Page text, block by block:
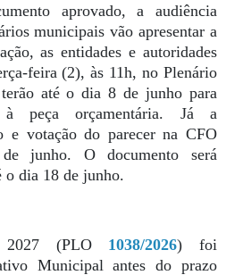
aprovado, a audiência
municipais vão apresentar a
as entidades e autoridades
feira (2), às 11h, no Plenário
até o dia 8 de junho para
à peça orçamentária. Já a
e votação do parecer na CFO
junho. O documento será
o dia 18 de junho.
(PLO 1038/2026) foi
Municipal antes do prazo